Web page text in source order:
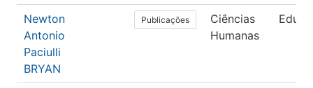
Newton
Antonio
Paciulli
BRYAN
Publicações
Ciências
Humanas